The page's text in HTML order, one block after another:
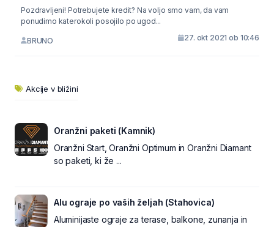
Pozdravljeni! Potrebujete kredit? Na voljo smo vam, da vam
ponudimo katerokoli posojilo po ugod...
BRUNO 27. okt 2021 ob 10:46
Akcije v bližini
Oranžni paketi (Kamnik)
Oranžni Start, Oranžni Optimum in Oranžni Diamant
so paketi, ki že ...
Alu ograje po vaših željah (Stahovica)
Aluminijaste ograje za terase, balkone, zunanja in